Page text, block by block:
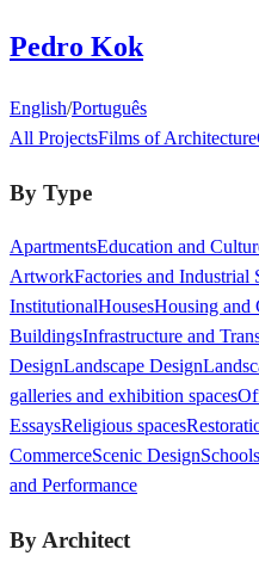
Pedro Kok
English/Português
All ProjectsFilms of Architecture
By Type
ApartmentsEducation and
ArtworkFactories and Industrial
InstitutionalHousesHousing and
BuildingsInfrastructure and
DesignLandscape Design
galleries and exhibition spaces
EssaysReligious spaces
CommerceScenic Design
and Performance
By Architect